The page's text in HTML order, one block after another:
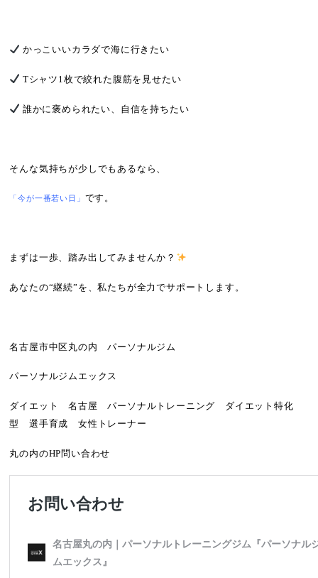
かっこいいカラダで海に行きたい
Tシャツ1枚で絞れた腹筋を見せたい
誰かに褒められたい、自信を持ちたい
そんな気持ちが少しでもあるなら、
「今が一番若い日」 です。
まずは一歩、踏み出してみませんか？
あなたの“継続”を、私たちが全力でサポートします。
名古屋市中区丸の内 パーソナルジム
パーソナルジムエックス
ダイエット 名古屋 パーソナルトレーニング ダイエット特化
型 選手育成 女性トレーナー
丸の内のHP問い合わせ